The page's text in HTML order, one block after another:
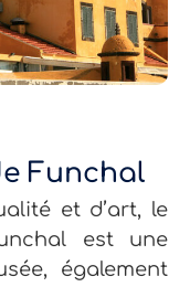
Funchal
et d’art, le
est une
également